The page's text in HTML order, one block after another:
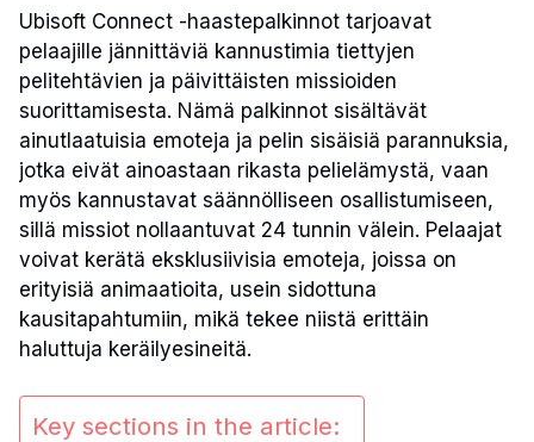
Ubisoft Connect -haastepalkinnot tarjoavat
pelaajille jännittäviä kannustimia tiettyjen
pelitehtävien ja päivittäisten missioiden
suorittamisesta. Nämä palkinnot sisältävät
ainutlaatuisia emoteja ja pelin sisäisiä parannuksia,
jotka eivät ainoastaan rikasta pelielämystä, vaan
myös kannustavat säännölliseen osallistumiseen,
sillä missiot nollaantuvat 24 tunnin välein. Pelaajat
voivat kerätä eksklusiivisia emoteja, joissa on
erityisiä animaatioita, usein sidottuna
kausitapahtumiin, mikä tekee niistä erittäin
haluttuja keräilyesineitä.
Key sections in the article: